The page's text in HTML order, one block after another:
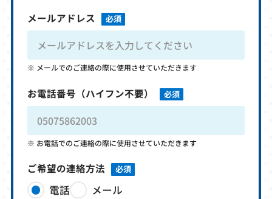
メールアドレス 必須
メールでのご連絡の際に使用させていただきます
お電話番号 （ハイフン不要） 必須
お電話でのご連絡の際に使用させていただきます
ご希望の連絡方法 必須
電話 メール